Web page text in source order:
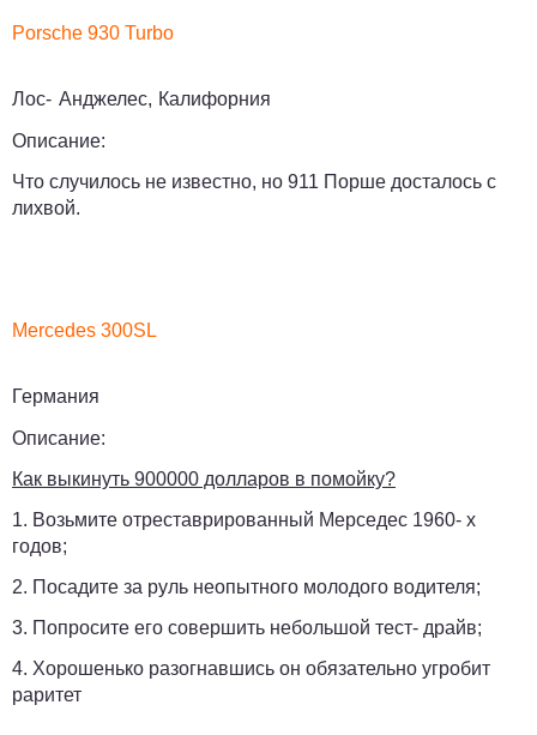
Porsche 930 Turbo
Лос- Анджелес, Калифорния
Описание:
Что случилось не известно, но 911 Порше досталось с
лихвой.
Mercedes 300SL
Германия
Описание:
Как выкинуть 900000 долларов в помойку?
1. Возьмите отреставрированный Мерседес 1960- х
годов;
2. Посадите за руль неопытного молодого водителя;
3. Попросите его совершить небольшой тест- драйв;
4. Хорошенько разогнавшись он обязательно угробит
раритет